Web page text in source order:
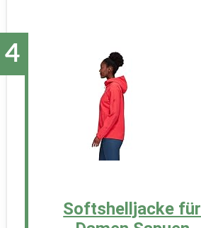
Softshelljacke für